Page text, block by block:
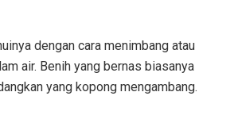
dengan cara menimbang atau
air. Benih yang bernas biasanya
yang kopong mengambang.